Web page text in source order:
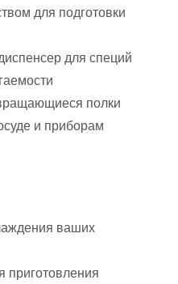
для подготовки
для специй
полки
и приборам
ваших